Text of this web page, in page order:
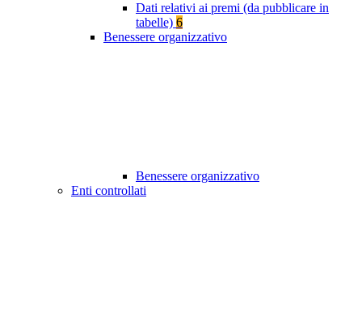
Dati relativi ai premi (da pubblicare in
tabelle) 6
Benessere organizzativo
Benessere organizzativo
Enti controllati